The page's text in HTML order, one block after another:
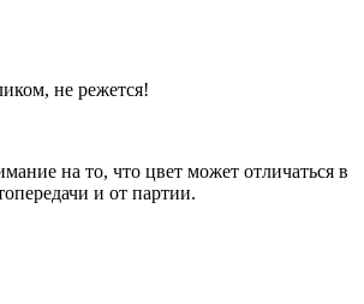
не режется!
на то, что цвет может отличаться в
и от партии.